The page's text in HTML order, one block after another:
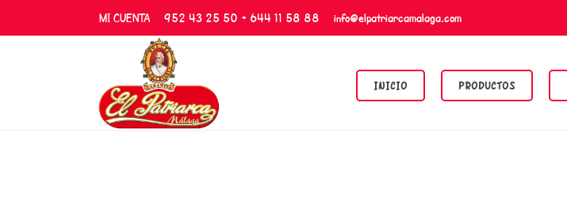
MI CUENTA 952 43 25 50 - 644 11 58 88 info@elpatriarcamalaga.com
INICIO PRODUCTOS